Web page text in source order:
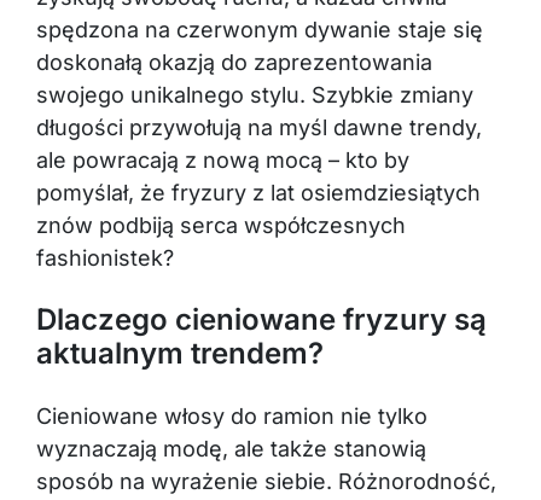
spędzona na czerwonym dywanie staje się
doskonałą okazją do zaprezentowania
swojego unikalnego stylu. Szybkie zmiany
długości przywołują na myśl dawne trendy,
ale powracają z nową mocą – kto by
pomyślał, że fryzury z lat osiemdziesiątych
znów podbiją serca współczesnych
fashionistek?
Dlaczego cieniowane fryzury są
aktualnym trendem?
Cieniowane włosy do ramion nie tylko
wyznaczają modę, ale także stanowią
sposób na wyrażenie siebie. Różnorodność,